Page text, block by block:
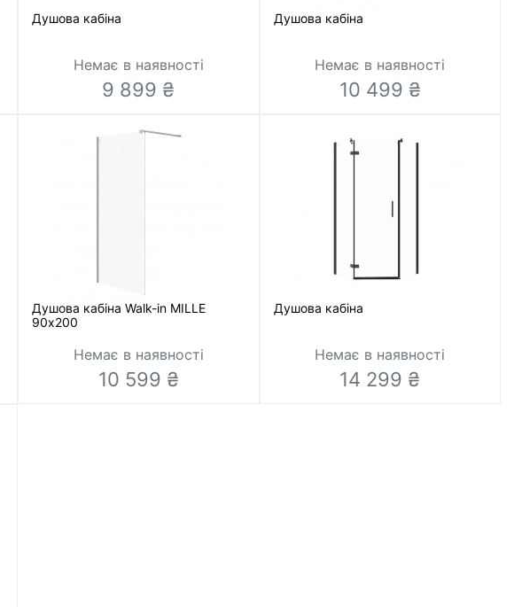
Душова кабіна
Немає в наявності
9 899 ₴
Душова кабіна
Немає в наявності
10 499 ₴
Душова кабіна Walk-in MILLE
90х200
Немає в наявності
10 599 ₴
Душова кабіна
Немає в наявності
14 299 ₴